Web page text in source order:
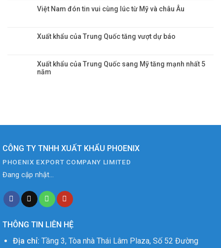
Việt Nam đón tin vui cùng lúc từ Mỹ và châu Âu
Xuất khẩu của Trung Quốc tăng vượt dự báo
Xuất khẩu của Trung Quốc sang Mỹ tăng mạnh nhất 5
năm
CÔNG TY TNHH XUẤT KHẨU PHOENIX
PHOENIX EXPORT COMPANY LIMITED
Đang cập nhật...
THÔNG TIN LIÊN HỆ
Địa chỉ: Tầng 3, Tòa nhà Thái Lâm Plaza, Số 52 Đường